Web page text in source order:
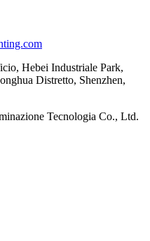
Hebei Industriale Park,
Distretto, Shenzhen,
Tecnologia Co., Ltd.